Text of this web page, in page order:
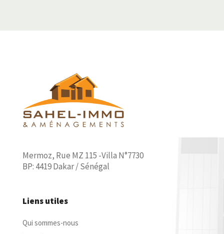
Mermoz, Rue MZ 115 -Villa N°7730
BP: 4419 Dakar / Sénégal
Liens utiles
Qui sommes-nous